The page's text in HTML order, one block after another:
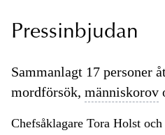
Pressinbjudan
Sammanlagt 17 personer
mordförsök, människorov
Chefsåklagare Tora Holst